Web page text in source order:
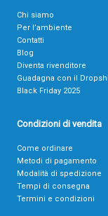
Chi siamo
Per l’ambiente
Contatti
Blog
Diventa rivenditore
Guadagna con il
Black Friday 2025
Condizioni di vendita
Come ordinare
Metodi di pagamento
Modalità di spedizione
Tempi di consegna
Termini e condizioni